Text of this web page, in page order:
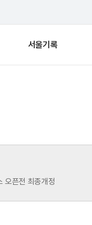
서울기록
오픈전 최종개정